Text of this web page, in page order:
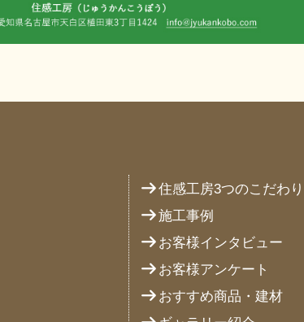
住感工房3つのこだわり
施工事例
お客様インタビュー
お客様アンケート
おすすめ商品・建材